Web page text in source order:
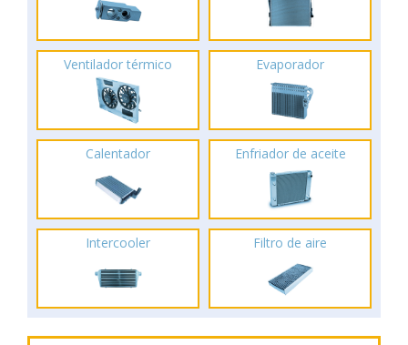
Ventilador térmico Evaporador
Calentador Enfriador de aceite
Intercooler Filtro de aire